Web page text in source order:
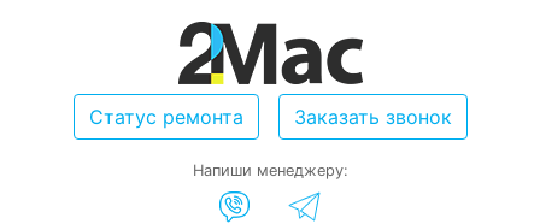
Статус ремонта Заказать звонок
Напиши менеджеру: